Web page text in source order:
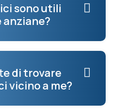
sono utili
anziane?
di trovare
vicino a me?